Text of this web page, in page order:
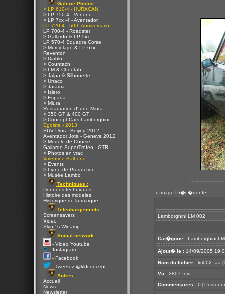
Galerie Photos :
> LP 610-4 - HURACAN
> LP 750-4 - Veneno
> LP 7xx -4 - Aventador
LP 720-4 - 50th Anniversario
LP 700-4 - Roadster
> Gallardo & LP 5xx
LP 570-4 Squadra Corse
> Murcielago & LP 6xx
Reventon
> Diablo
> Countach
> LM & Cheetah
> Jalpa & Silhouette
> Urraco
> Jarama
> Islero
> Espada
> Miura
Restauration d' une Miura
> 350 GT & 400 GT
> Concept Cars Lamborghini
Egoista - 2013
SUV Urus - Beijing 2012
Aventador Jota - Geneve 2012
> Modele de Course
Gallardo SuperTrofeo - GTR
> Photos en vrac
Valentino Balboni
> Events
> Ligne de Production
> Musée Lambo
Techniques :
Donnees techniques
Histoire des modeles
Historique de la marque
Telechargements :
Screensavers
Video
Skin ' s Winamp
Social network :
- Video Youtube
- Instagram
- Facebook
- Tweetez @kldconcept
Autres :
Accueil
News
Newsletter
< Image Pr�c�dente
Lamborghini LM 002
Cat�gorie : Lamborghini
Ajout� le : 14/09/2005
Nom du fichier : lm002_aa
Vu : 2807 fois
Commentaires : 0 [ Poster